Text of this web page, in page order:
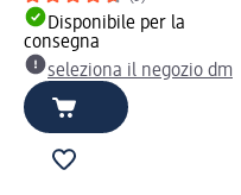
Disponibile per la
consegna
seleziona il negozio dm